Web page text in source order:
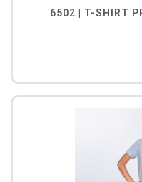
6502 | T-SHIRT